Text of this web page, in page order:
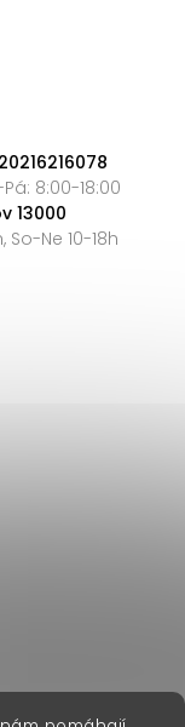
8:00-18:00
13000
Ne 10-18h